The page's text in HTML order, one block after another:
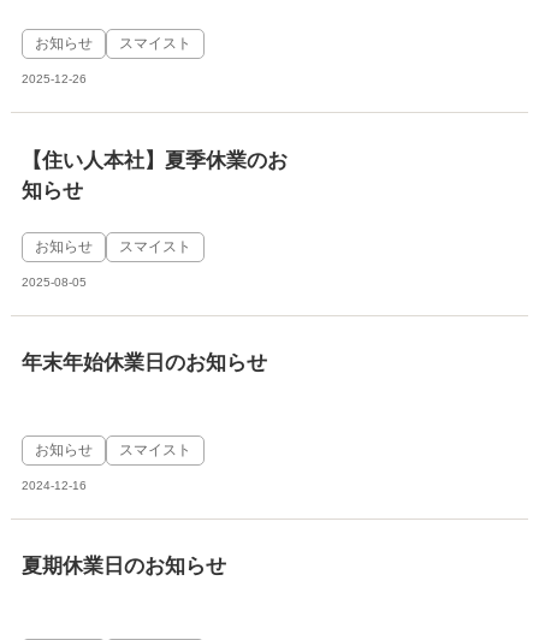
お知らせ スマイスト
2025-12-26
【住い人本社】夏季休業のお
知らせ
お知らせ スマイスト
2025-08-05
年末年始休業日のお知らせ
お知らせ スマイスト
2024-12-16
夏期休業日のお知らせ